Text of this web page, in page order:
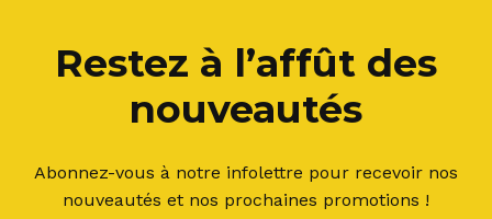
Restez à l’affût des
nouveautés
Abonnez-vous à notre infolettre pour recevoir nos
nouveautés et nos prochaines promotions !